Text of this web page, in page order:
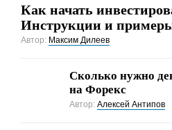
Как начать
Инструкции и
Автор: Максим Дилеев
Сколько нужно
на Форекс
Автор:Алексей Антипов